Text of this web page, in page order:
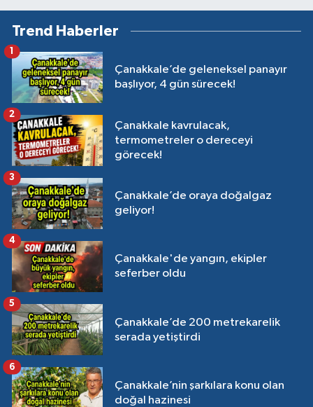
Trend Haberler
Çanakkale’de geleneksel panayır
başlıyor, 4 gün sürecek!
1
Çanakkale kavrulacak,
termometreler o dereceyi
görecek!
2
Çanakkale’de oraya doğalgaz
geliyor!
3
Çanakkale'de yangın, ekipler
seferber oldu
4
Çanakkale’de 200 metrekarelik
serada yetiştirdi
5
Çanakkale’nin şarkılara konu olan
doğal hazinesi
6